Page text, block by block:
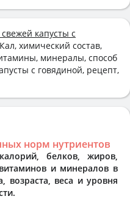
капусты с
химический состав,
минералы, способ
с говядиной, рецепт,
норм нутриентов
белков, жиров,
и минералов в
возраста, веса и уровня